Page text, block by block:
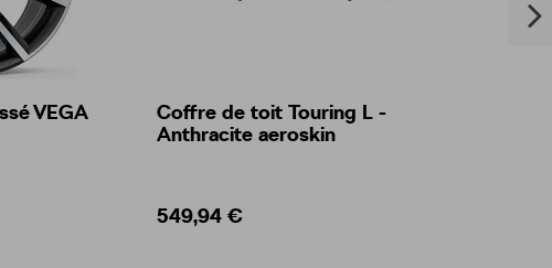
VEGA
Coffre de toit Touring L -
Anthracite aeroskin
549,94 €